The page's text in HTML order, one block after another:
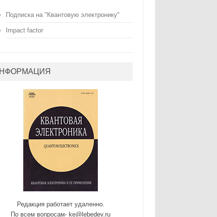
Подписка на "Квантовую электронику"
Impact factor
Редакция работает удаленно.
По всем вопросам- ke@lebedev.ru